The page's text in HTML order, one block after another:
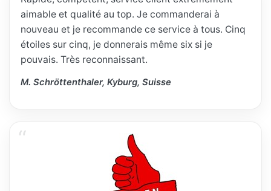
aimable et qualité au top. Je commanderai à
nouveau et je recommande ce service à tous. Cinq
étoiles sur cinq, je donnerais même six si je
pouvais. Très reconnaissant.
M. Schröttenthaler, Kyburg, Suisse